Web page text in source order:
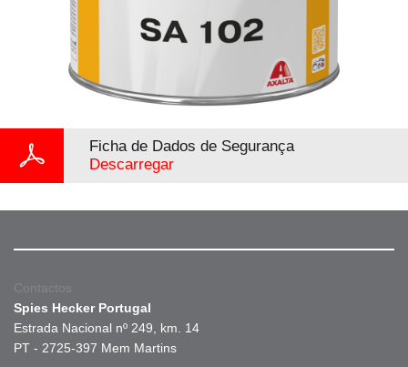
Ficha de Dados de Segurança
Descarregar
Contactos
Spies Hecker Portugal
Estrada Nacional nº 249, km. 14
PT - 2725-397 Mem Martins